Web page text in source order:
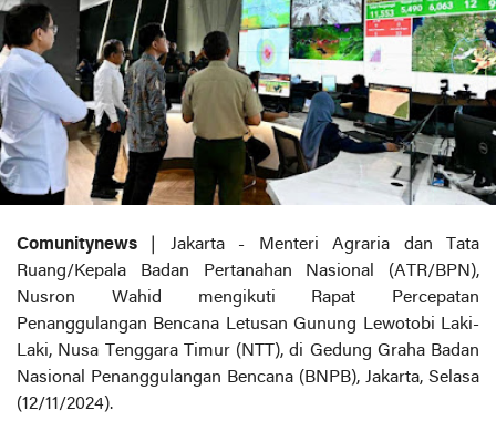
Comunitynews | Jakarta - Menteri Agraria dan Tata
Ruang/Kepala Badan Pertanahan Nasional (ATR/BPN),
Nusron Wahid mengikuti Rapat Percepatan
Penanggulangan Bencana Letusan Gunung Lewotobi Laki-
Laki, Nusa Tenggara Timur (NTT), di Gedung Graha Badan
Nasional Penanggulangan Bencana (BNPB), Jakarta, Selasa
(12/11/2024).